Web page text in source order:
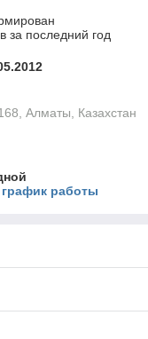
за последний год
Алматы, Казахстан
график работы